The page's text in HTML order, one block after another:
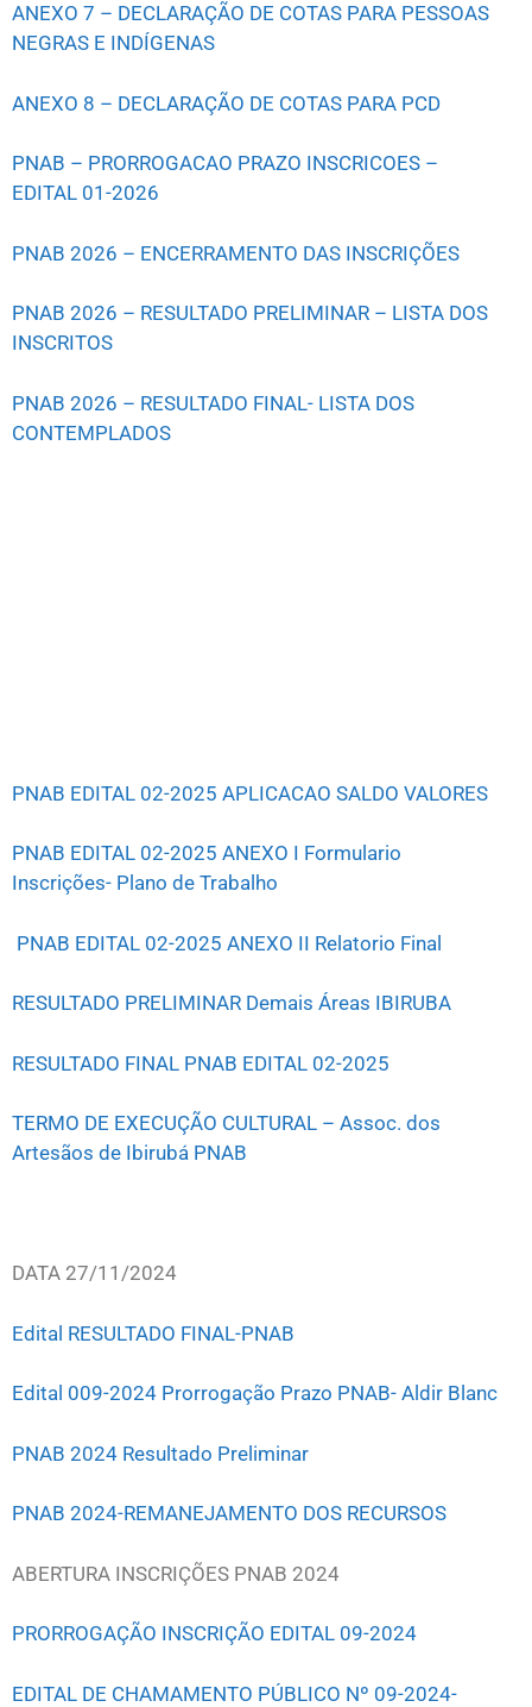
ANEXO 7 – DECLARAÇÃO DE COTAS PARA PESSOAS
NEGRAS E INDÍGENAS
ANEXO 8 – DECLARAÇÃO DE COTAS PARA PCD
PNAB – PRORROGACAO PRAZO INSCRICOES –
EDITAL 01-2026
PNAB 2026 – ENCERRAMENTO DAS INSCRIÇÕES
PNAB 2026 – RESULTADO PRELIMINAR – LISTA DOS
INSCRITOS
PNAB 2026 – RESULTADO FINAL- LISTA DOS
CONTEMPLADOS
PNAB EDITAL 02-2025 APLICACAO SALDO VALORES
PNAB EDITAL 02-2025 ANEXO I Formulario
Inscrições- Plano de Trabalho
PNAB EDITAL 02-2025 ANEXO II Relatorio Final
RESULTADO PRELIMINAR Demais Áreas IBIRUBA
RESULTADO FINAL PNAB EDITAL 02-2025
TERMO DE EXECUÇÃO CULTURAL – Assoc. dos
Artesãos de Ibirubá PNAB
DATA 27/11/2024
Edital RESULTADO FINAL-PNAB
Edital 009-2024 Prorrogação Prazo PNAB- Aldir Blanc
PNAB 2024 Resultado Preliminar
PNAB 2024-REMANEJAMENTO DOS RECURSOS
ABERTURA INSCRIÇÕES PNAB 2024
PRORROGAÇÃO INSCRIÇÃO EDITAL 09-2024
EDITAL DE CHAMAMENTO PÚBLICO Nº 09-2024-